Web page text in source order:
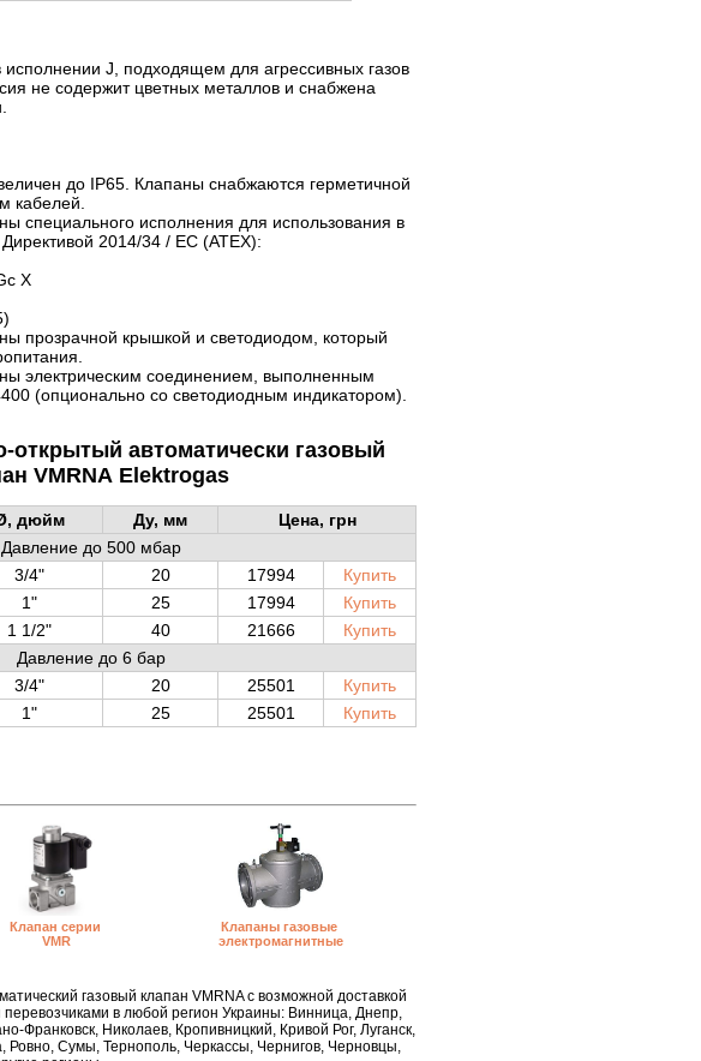
исполнении J, подходящем для агрессивных газов
не содержит цветных металлов и снабжена
до IP65. Клапаны снабжаются герметичной
кабелей.
специального исполнения для использования в
Директивой 2014/34 / ЕС (ATEX):
X
прозрачной крышкой и светодиодом, который
электрическим соединением, выполненным
(опционально со светодиодным индикатором).
открытый автоматически газовый
VMRNA Elektrogas
дюйм Ду, мм
Цена, грн
Давление до 500 мбар
3/4" 20 17994
Купить
1" 25 17994
Купить
1 1/2" 40 21666
Купить
Давление до 6 бар
3/4" 20 25501
Купить
1" 25 25501 Купить
Клапан серии
VMR
Клапаны газовые
электромагнитные
газовый клапан VMRNA с возможной доставкой
перевозчиками в любой регион Украины: Винница, Днепр,
Франковск, Николаев, Кропивницкий, Кривой Рог, Луганск,
Ровно, Сумы, Тернополь, Черкассы, Чернигов, Черновцы,